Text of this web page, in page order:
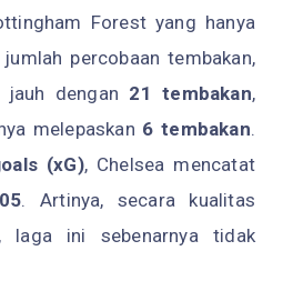
Forest yang hanya
percobaan tembakan,
dengan 21 tembakan,
melepaskan 6 tembakan.
(xG), Chelsea mencatat
. Artinya, secara kualitas
laga ini sebenarnya tidak